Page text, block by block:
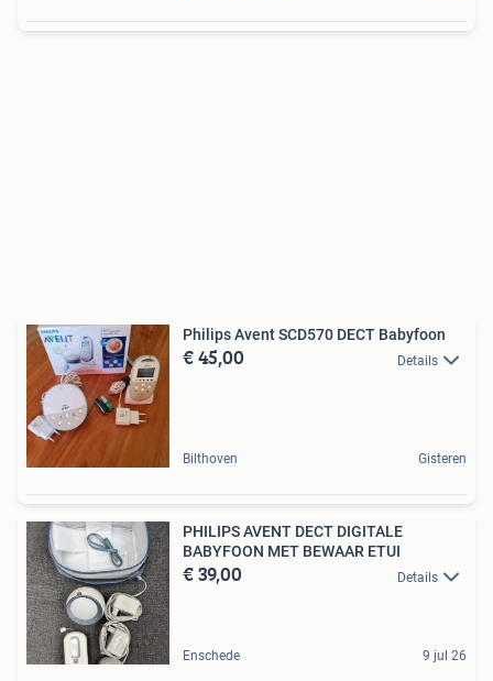
Philips Avent SCD570 DECT Babyfoon
€ 45,00 Details
Bilthoven Gisteren
PHILIPS AVENT DECT DIGITALE
BABYFOON MET BEWAAR ETUI
€ 39,00 Details
Enschede 9 jul 26